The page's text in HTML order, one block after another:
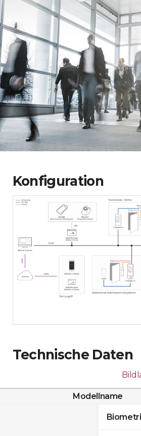
Konfiguration
Technische Daten
Modellname